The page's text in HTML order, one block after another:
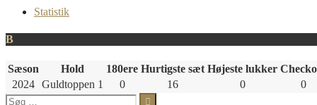
Statistik
B
Sæson Hold 180ere Hurtigste sæt Højeste lukker
2024 Guldtoppen 1 0 16 0
0
Søg